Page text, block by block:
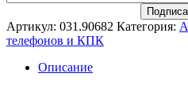
Артикул: 031.90682 Категория:
телефонов и КПК
Описание